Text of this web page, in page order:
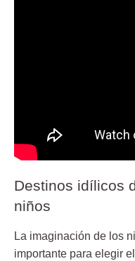
Destinos idílicos
niños
La imaginación de los
importante para elegir